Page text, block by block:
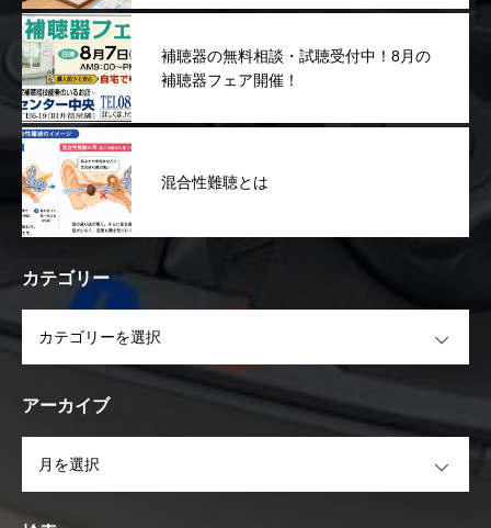
補聴器の無料相談・試聴受付中！8月の
補聴器フェア開催！
混合性難聴とは
カテゴリー
アーカイブ